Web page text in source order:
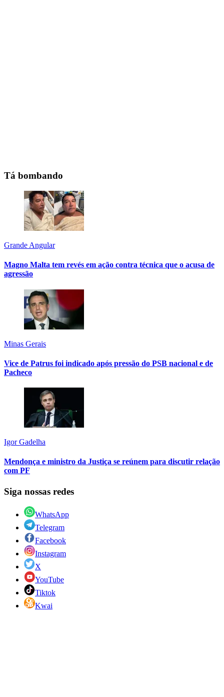
Tá bombando
Grande Angular
Magno Malta tem revés em ação contra técnica que o acusa de
agressão
Minas Gerais
Vice de Patrus foi indicado após pressão do PSB nacional e de
Pacheco
Igor Gadelha
Mendonça e ministro da Justiça se reúnem para discutir relação
com PF
Siga nossas redes
WhatsApp
Telegram
Facebook
Instagram
X
YouTube
Tiktok
Kwai